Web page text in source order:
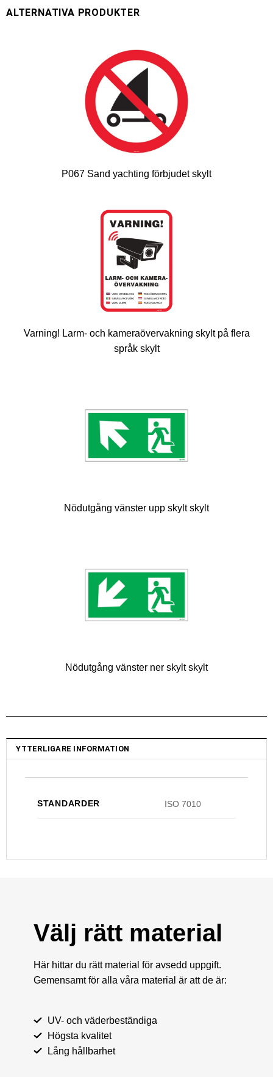
P067 Sand yachting förbjudet skylt
Varning! Larm- och kameraövervakning skylt på flera
språk skylt
Nödutgång vänster upp skylt skylt
Nödutgång vänster ner skylt skylt
YTTERLIGARE INFORMATION
STANDARDER ISO 7010
Välj rätt material
Här hittar du rätt material för avsedd uppgift.
Gemensamt för alla våra material är att de är:
UV- och väderbeständiga
Högsta kvalitet
Lång hållbarhet